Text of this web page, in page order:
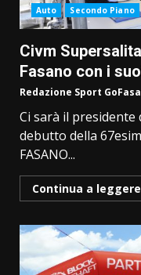
Auto Secondo Piano
Civm
Fasano con i
Redazione Sport
Ci sarà il
debutto della
FASANO...
Continua a leggere